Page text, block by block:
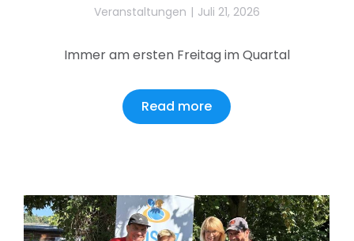
Veranstaltungen Juli 21, 2026
Immer am ersten Freitag im Quartal
Read more